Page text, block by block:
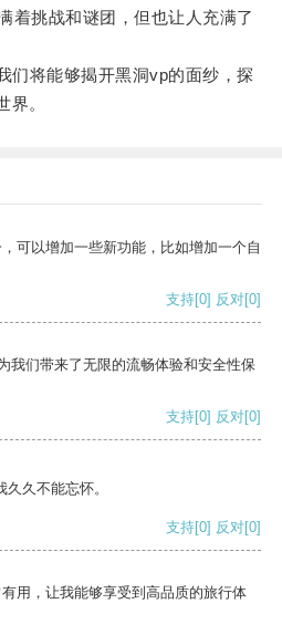
挑战和谜团，但也让人充满了
将能够揭开黑洞vp的面纱，探
界。
可以增加一些新功能，比如增加一个自
支持[0] 反对[0]
我们带来了无限的流畅体验和安全性保
支持[0] 反对[0]
久不能忘怀。
支持[0] 反对[0]
用，让我能够享受到高品质的旅行体